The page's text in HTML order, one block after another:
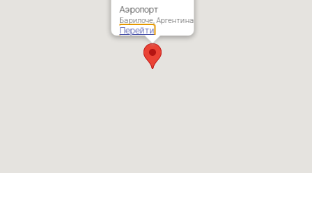
Аэропорт
Барилоче, Аргентина
Перейти